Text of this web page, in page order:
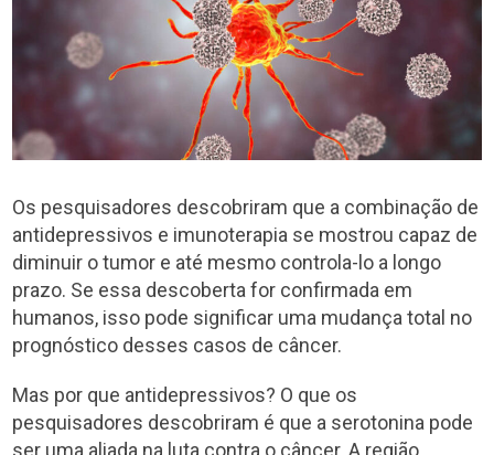
Os pesquisadores descobriram que a combinação de
antidepressivos e imunoterapia se mostrou capaz de
diminuir o tumor e até mesmo controla-lo a longo
prazo. Se essa descoberta for confirmada em
humanos, isso pode significar uma mudança total no
prognóstico desses casos de câncer.
Mas por que antidepressivos? O que os
pesquisadores descobriram é que a serotonina pode
ser uma aliada na luta contra o câncer. A região